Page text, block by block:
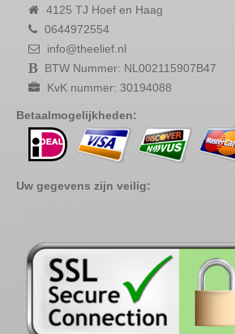
4125 TJ Hoef en Haag
0644972554
info@theelief.nl
BTW Nummer: NL002115907B47
KvK nummer: 30194088
Betaalmogelijkheden:
Uw gegevens zijn veilig: